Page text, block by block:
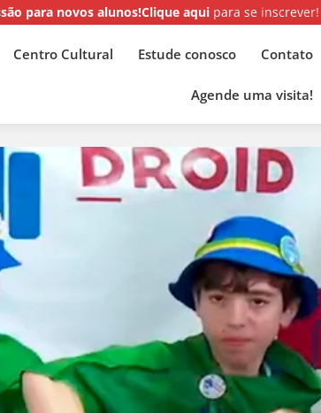
para novos alunos!Clique aqui para se inscrever!
Centro Cultural Estude conosco Contato
Agende uma visita!